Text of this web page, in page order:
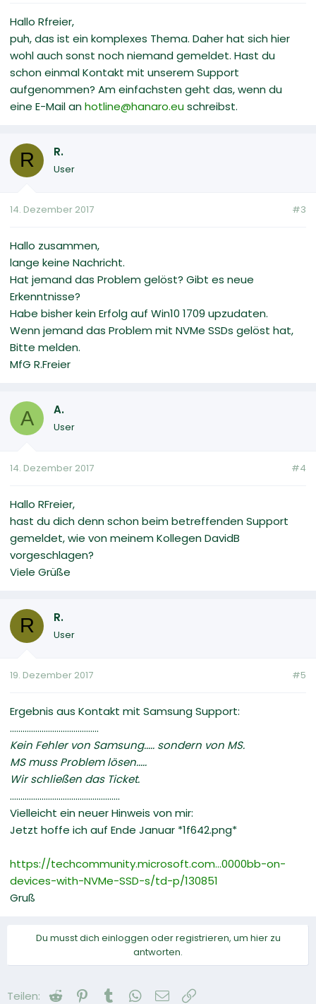
Hallo Rfreier,
puh, das ist ein komplexes Thema. Daher hat sich hier
wohl auch sonst noch niemand gemeldet. Hast du
schon einmal Kontakt mit unserem Support
aufgenommen? Am einfachsten geht das, wenn du
eine E-Mail anhotline@hanaro.eu schreibst.
R R.
User
14. Dezember 2017 #3
Hallo zusammen,
lange keine Nachricht.
Hat jemand das Problem gelöst? Gibt es neue
Erkenntnisse?
Habe bisher kein Erfolg auf Win10 1709 upzudaten.
Wenn jemand das Problem mit NVMe SSDs gelöst hat,
Bitte melden.
MfG R.Freier
A A.
User
14. Dezember 2017 #4
Hallo RFreier,
hast du dich denn schon beim betreffenden Support
gemeldet, wie von meinem Kollegen DavidB
vorgeschlagen?
Viele Grüße
R R.
User
19. Dezember 2017 #5
Ergebnis aus Kontakt mit Samsung Support:
..........................................
Kein Fehler von Samsung..... sondern von MS.
MS muss Problem lösen.....
Wir schließen das Ticket.
....................................................
Vielleicht ein neuer Hinweis von mir:
Jetzt hoffe ich auf Ende Januar *1f642.png*
https://techcommunity.microsoft.com...0000bb-on-
devices-with-NVMe-SSD-s/td-p/130851
Gruß
Du musst dich einloggen oder registrieren, um hier zu
antworten.
Teilen: Reddit Pinterest
Tumblr WhatsApp
E-Mail